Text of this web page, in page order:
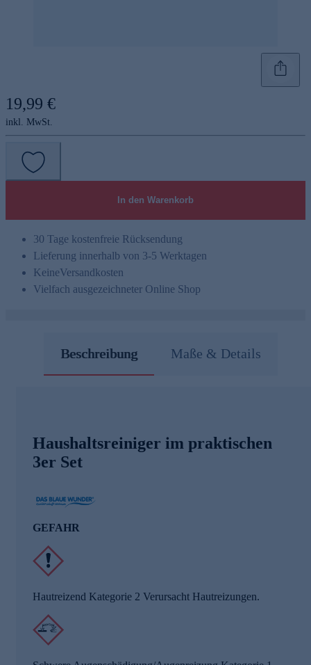
19,99 €
inkl. MwSt.
In den Warenkorb
30 Tage kostenfreie Rücksendung
Lieferung innerhalb von 3-5 Werktagen
KeineVersandkosten
Vielfach ausgezeichneter Online Shop
Beschreibung Maße & Details
Haushaltsreiniger im praktischen
3er Set
GEFAHR
Hautreizend Kategorie 2 Verursacht Hautreizungen.